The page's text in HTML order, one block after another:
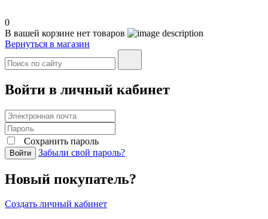
0
В вашей корзине нет товаров
Вернуться в магазин
Войти в личный кабинет
Сохранить пароль
Войти Забыли свой пароль?
Новый покупатель?
Создать личный кабинет